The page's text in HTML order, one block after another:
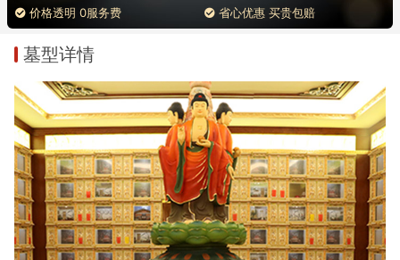
价格透明 0服务费
省心优惠 买贵包赔
墓型详情